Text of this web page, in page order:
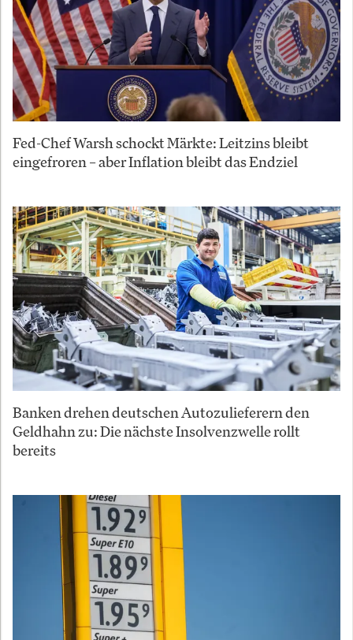
Fed-Chef Warsh schockt Märkte: Leitzins bleibt
eingefroren – aber Inflation bleibt das Endziel
Banken drehen deutschen Autozulieferern den
Geldhahn zu: Die nächste Insolvenzwelle rollt
bereits